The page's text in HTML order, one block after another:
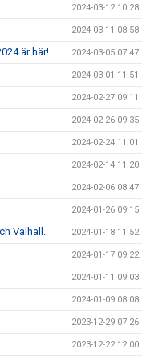
2024-03-12 10:28
2024-03-11 08:58
är här! 2024-03-05 07:47
2024-03-01 11:51
2024-02-27 09:11
2024-02-26 09:35
2024-02-24 11:01
2024-02-14 11:20
2024-02-06 08:47
2024-01-26 09:15
Valhall. 2024-01-18 11:52
2024-01-17 09:22
2024-01-11 09:03
2024-01-09 08:08
2023-12-29 07:26
2023-12-22 12:00